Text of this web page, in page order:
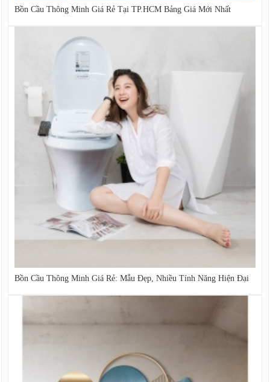
Bồn Cầu Thông Minh Giá Rẻ Tại TP.HCM Bảng Giá Mới Nhất
Bồn Cầu Thông Minh Giá Rẻ: Mẫu Đẹp, Nhiều Tính Năng Hiện Đại